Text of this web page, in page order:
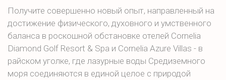
Получите совершенно новый опыт, направленный на
достижение физического, духовного и умственного
баланса в роскошной обстановке отелей Cornelia
Diamond Golf Resort & Spa и Cornelia Azure Villas - в
райском уголке, где лазурные воды Средиземного
моря соединяются в единой целое с природой